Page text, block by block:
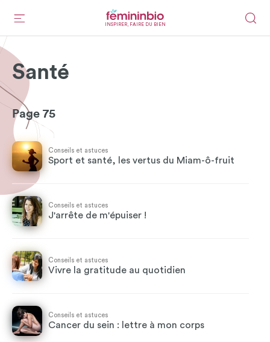
INSPIRER, FAIRE DU BIEN
Santé
Page 75
Conseils et astuces
Sport et santé, les vertus du Miam-ô-fruit
Conseils et astuces
J'arrête de m'épuiser !
Conseils et astuces
Vivre la gratitude au quotidien
Conseils et astuces
Cancer du sein : lettre à mon corps